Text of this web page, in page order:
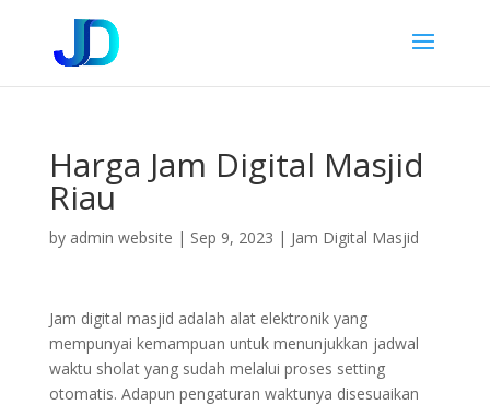
Harga Jam Digital Masjid
Riau
by admin website | Sep 9, 2023 | Jam Digital Masjid
Jam digital masjid adalah alat elektronik yang
mempunyai kemampuan untuk menunjukkan jadwal
waktu sholat yang sudah melalui proses setting
otomatis. Adapun pengaturan waktunya disesuaikan